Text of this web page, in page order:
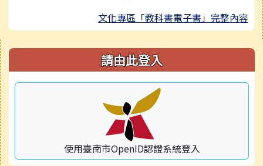
文化專區「教科書電子書」完整內容
右邊區域內容 請由此登入
使用臺南市OpenID認證系統登入